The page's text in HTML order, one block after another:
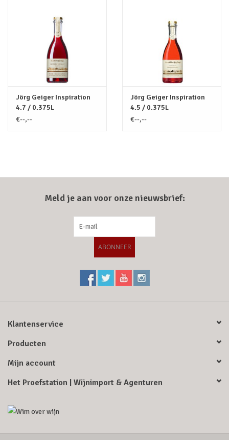
Jörg Geiger Inspiration
4.7 / 0.375L
€--,--
Jörg Geiger Inspiration
4.5 / 0.375L
€--,--
Meld je aan voor onze nieuwsbrief:
ABONNEER
Klantenservice
Producten
Mijn account
Het Proefstation | Wijnimport & Agenturen